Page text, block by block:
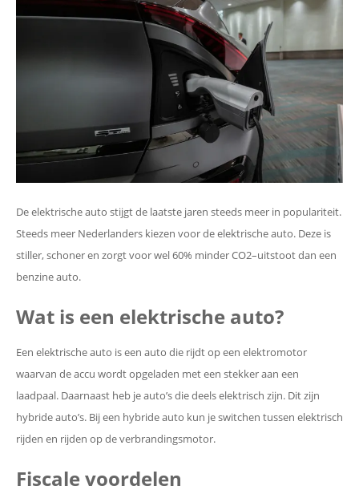
De elektrische auto stijgt de laatste jaren steeds meer in populariteit.
Steeds meer Nederlanders kiezen voor de elektrische auto. Deze is
stiller, schoner en zorgt voor wel 60% minder CO2–uitstoot dan een
benzine auto.
Wat is een elektrische auto?
Een elektrische auto is een auto die rijdt op een elektromotor
waarvan de accu wordt opgeladen met een stekker aan een
laadpaal. Daarnaast heb je auto’s die deels elektrisch zijn. Dit zijn
hybride auto’s. Bij een hybride auto kun je switchen tussen elektrisch
rijden en rijden op de verbrandingsmotor.
Fiscale voordelen